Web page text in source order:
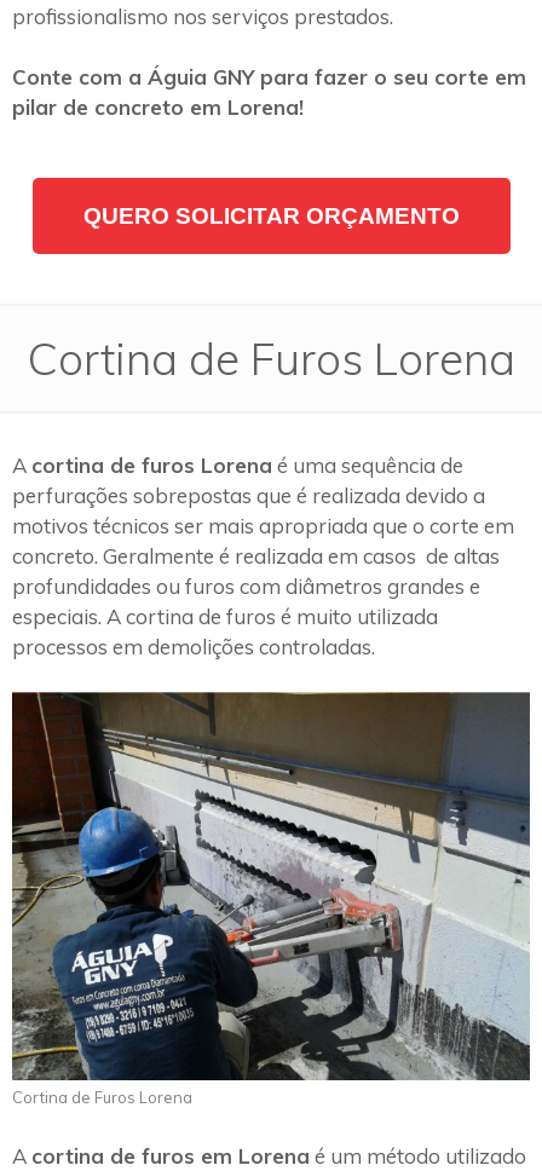
profissionalismo nos serviços prestados.
Conte com a Águia GNY para fazer o seu corte em
pilar de concreto em Lorena!
QUERO SOLICITAR ORÇAMENTO
Cortina de Furos Lorena
A cortina de furos Lorena é uma sequência de
perfurações sobrepostas que é realizada devido a
motivos técnicos ser mais apropriada que o corte em
concreto. Geralmente é realizada em casos de altas
profundidades ou furos com diâmetros grandes e
especiais. A cortina de furos é muito utilizada
processos em demolições controladas.
Cortina de Furos Lorena
A cortina de furos em Lorena é um método utilizado